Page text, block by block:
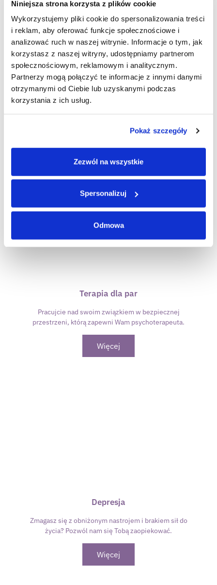
Niniejsza strona korzysta z plików cookie
Wykorzystujemy pliki cookie do spersonalizowania treści
i reklam, aby oferować funkcje społecznościowe i
analizować ruch w naszej witrynie. Informacje o tym, jak
korzystasz z naszej witryny, udostępniamy partnerom
społecznościowym, reklamowym i analitycznym.
Partnerzy mogą połączyć te informacje z innymi danymi
otrzymanymi od Ciebie lub uzyskanymi podczas
korzystania z ich usług.
Pokaż szczegóły
Zezwól na wszystkie
Spersonalizuj
Odmowa
ate
https://my.clevelandclinic.org/health/treatments/11766-
adhd-medication
https://www.additudemag.com/adhd-medication-for-
adults-and-children/
CO OFERUJEMY?
Powróć do swojej najlepszej
Terapia dla par
Pracujcie nad swoim związkiem w bezpiecznej
przestrzeni, którą zapewni Wam psychoterapeuta.
Więcej
Depresja
Zmagasz się z obniżonym nastrojem i brakiem sił do
życia? Pozwól nam się Tobą zaopiekować.
Więcej